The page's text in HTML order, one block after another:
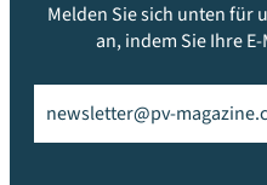
Melden Sie sich unten für
an, indem Sie Ihre